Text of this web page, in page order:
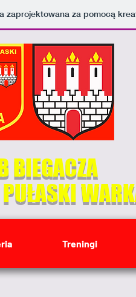
zaprojektowana za pomocą
BIEGACZA
Treningi